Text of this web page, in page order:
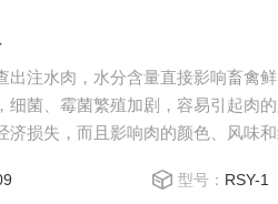
出注水肉，水分含量直接影响畜禽
细菌、霉菌繁殖加剧，容易引起肉
济损失，而且影响肉的颜色、风味
型号： RSY-1